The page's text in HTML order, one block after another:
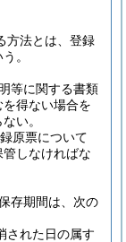
方法とは、登録
。
等に関する書類
得ない場合を
い。
原票について
しなければな
存期間は、次の
された日の属す